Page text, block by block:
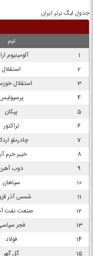
جدول لیگ برتر ایران